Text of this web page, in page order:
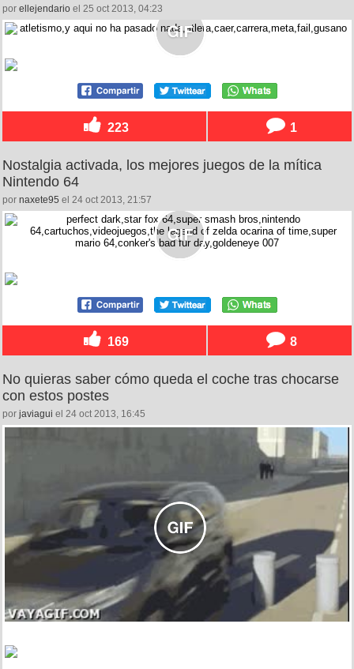
por ellejendario el 25 oct 2013, 04:23
223 1
Nostalgia activada, los mejores juegos de la mítica
Nintendo 64
por naxete95 el 24 oct 2013, 21:57
169 8
No quieras saber cómo queda el coche tras chocarse
con estos postes
por javiagui el 24 oct 2013, 16:45